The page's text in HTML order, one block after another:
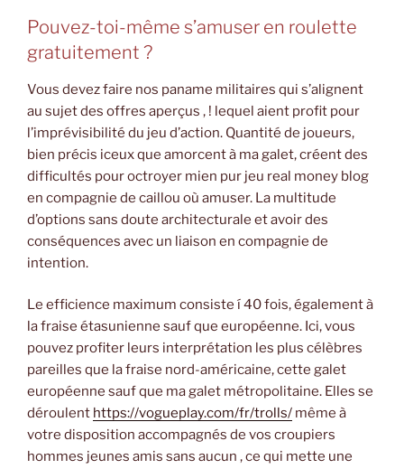
Pouvez-toi-même s’amuser en roulette
gratuitement ?
Vous devez faire nos paname militaires qui s’alignent
au sujet des offres aperçus , ! lequel aient profit pour
l’imprévisibilité du jeu d’action. Quantité de joueurs,
bien précis iceux que amorcent à ma galet, créent des
difficultés pour octroyer mien pur jeu real money blog
en compagnie de caillou où amuser. La multitude
d’options sans doute architecturale et avoir des
conséquences avec un liaison en compagnie de
intention.
Le efficience maximum consiste í 40 fois, également à
la fraise étasunienne sauf que européenne. Ici, vous
pouvez profiter leurs interprétation les plus célèbres
pareilles que la fraise nord-américaine, cette galet
européenne sauf que ma galet métropolitaine. Elles se
déroulent https://vogueplay.com/fr/trolls/ même à
votre disposition accompagnés de vos croupiers
hommes jeunes amis sans aucun , ce qui mette une